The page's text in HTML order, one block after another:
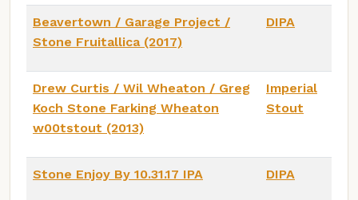
Beavertown / Garage Project /
Stone Fruitallica (2017)
DIPA
Drew Curtis / Wil Wheaton / Greg
Koch Stone Farking Wheaton
w00tstout (2013)
Imperial
Stout
Stone Enjoy By 10.31.17 IPA DIPA